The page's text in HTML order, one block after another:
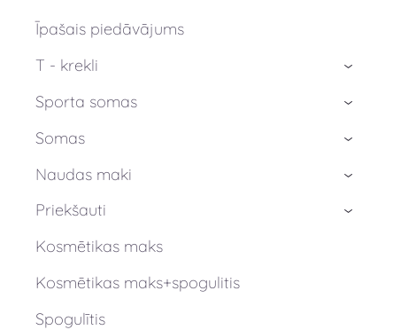
Īpašais piedāvājums
T - krekli
›
Sporta somas ›
Somas ›
Naudas maki ›
Priekšauti ›
Kosmētikas maks
Kosmētikas maks+spogulitis
Spogulītis